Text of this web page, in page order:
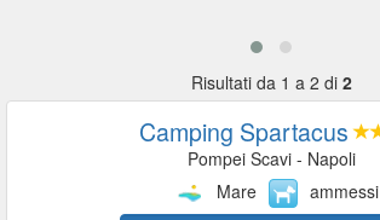
Risultati da 1 a 2 di 2
Camping Spartacus
Pompei Scavi - Napoli
Mare
ammessi